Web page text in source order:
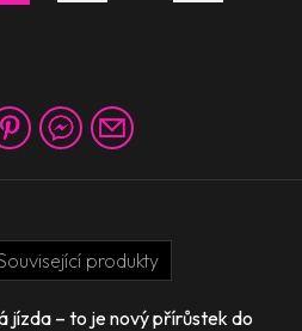
produkty
jízda – to je nový přírůstek do